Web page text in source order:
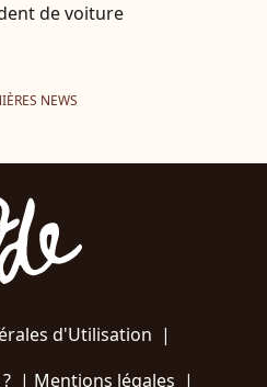
de voiture
NEWS
d'Utilisation |
| Mentions légales |